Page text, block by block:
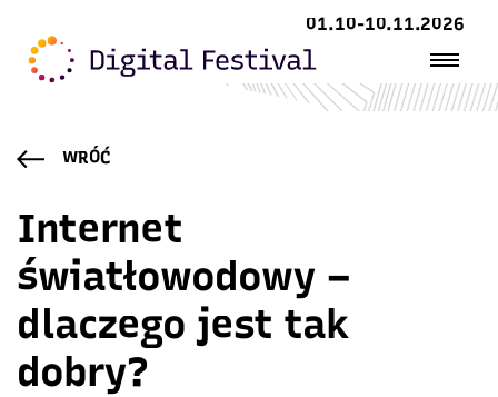
01.10-10.11.2026
WRÓĆ
Internet
światłowodowy –
dlaczego jest tak
dobry?